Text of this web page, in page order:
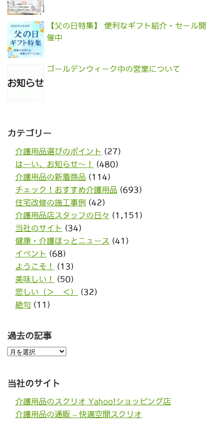
【父の日特集】 便利なギフト紹介・セール開
催中
ゴールデンウィーク中の営業について
カテゴリー
介護用品選びのポイント (27)
はーい、お知らせ〜！
(480)
介護用品の新着商品 (114)
チェック！おすすめ介護用品 (693)
住宅改修の施工事例
(42)
介護用品店スタッフの日々 (1,151)
当社のサイト (34)
健康・介護ほっとニュース (41)
イベント (68)
ようこそ！
(13)
美味しい！
(50)
悲しい（＞＿＜）
(32)
絶句 (11)
過去の記事
過
去
事
当社のサイト
介護用品のスクリオ Yahoo!ショッピング店
介護用品の通販 – 快適空間スクリオ